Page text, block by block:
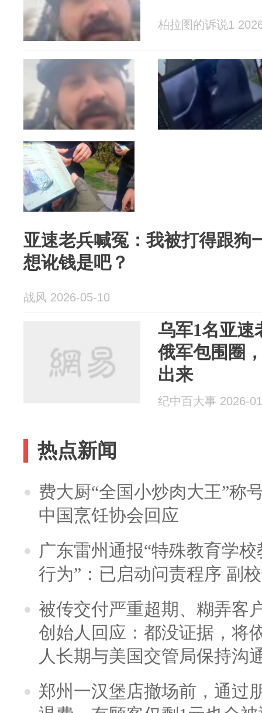
柏拉图的诉说1
亚速老兵喊冤：我被打得跟狗
想讹钱是吧？
战风 2026-05-10
乌军1名亚速
俄军包围圈
出来
纪中百大事 2026-
热点新闻
费大厨“全国小炒肉大王”称
中国烹饪协会回应
广东雷州通报“特殊教育学
行为”：已启动问责程序 副
被传交付严重超期、糊弄客
创始人回应：都没证据，将
人长期与美国交管局保持沟
郑州一汉堡店撤场前，通过